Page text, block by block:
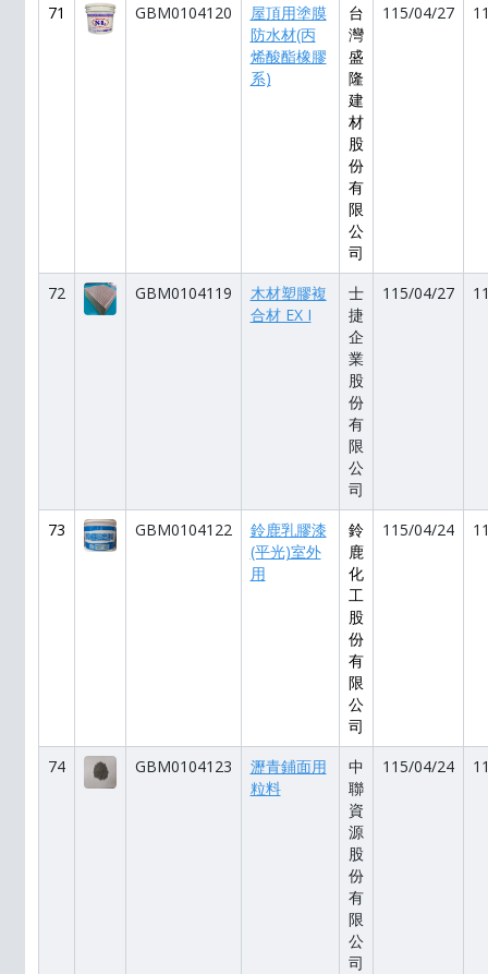
71 GBM0104120
屋頂用塗膜
防水材(丙
烯酸酯橡膠
系)
台
灣
盛
隆
建
材
股
份
有
限
公
司
115/04/27
72 GBM0104119
木材塑膠複
合材 EX I
士
捷
企
業
股
份
有
限
公
司
115/04/27
73 GBM0104122
鈴鹿乳膠漆
(平光)室外
用
鈴
鹿
化
工
股
份
有
限
公
司
115/04/24
74 GBM0104123
瀝青鋪面用
粒料
中
聯
資
源
股
份
有
限
公
司
115/04/24